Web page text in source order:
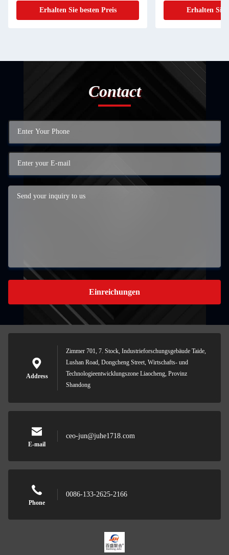
Erhalten Sie besten Preis Erhalten Sie
Contact
Einreichungen
Address
Zimmer 701, 7. Stock, Industrieforschungsgebäude Taide,
Lushan Road, Dongcheng Street, Wirtschafts- und
Technologieentwicklungszone Liaocheng, Provinz
Shandong
E-mail
ceo-jun@juhe1718.com
Phone
0086-133-2625-2166